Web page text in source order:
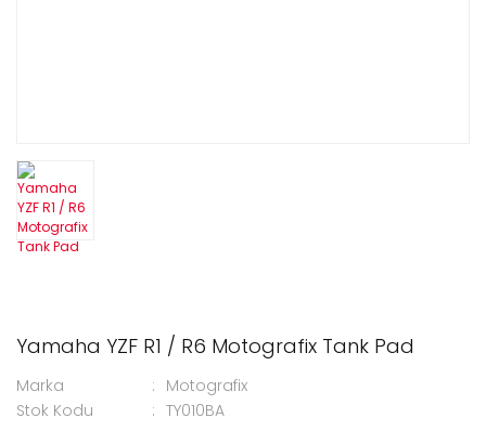
Yamaha YZF R1 / R6 Motografix Tank Pad
Marka
Motografix
Stok Kodu
TY010BA